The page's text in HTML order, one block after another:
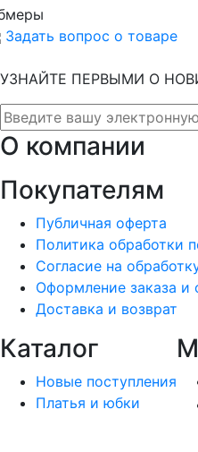
Задать вопрос о товаре
УЗНАЙТЕ ПЕРВЫМИ О
О компании
Покупателям
Публичная оферта
Политика обработки
Согласие на
Оформление заказа и
Доставка и возврат
Каталог
Новые поступления
Платья и юбки